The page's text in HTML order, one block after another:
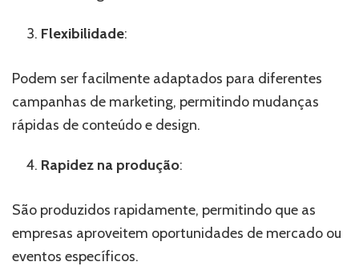
Flexibilidade:
Podem ser facilmente adaptados para diferentes
campanhas de marketing, permitindo mudanças
rápidas de conteúdo e design.
Rapidez na produção:
São produzidos rapidamente, permitindo que as
empresas aproveitem oportunidades de mercado ou
eventos específicos.